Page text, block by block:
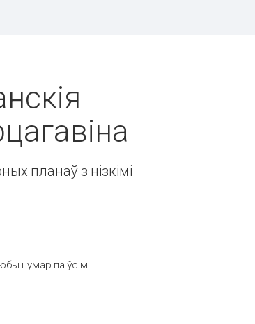
планаў з нізкімі
нумар па ўсім